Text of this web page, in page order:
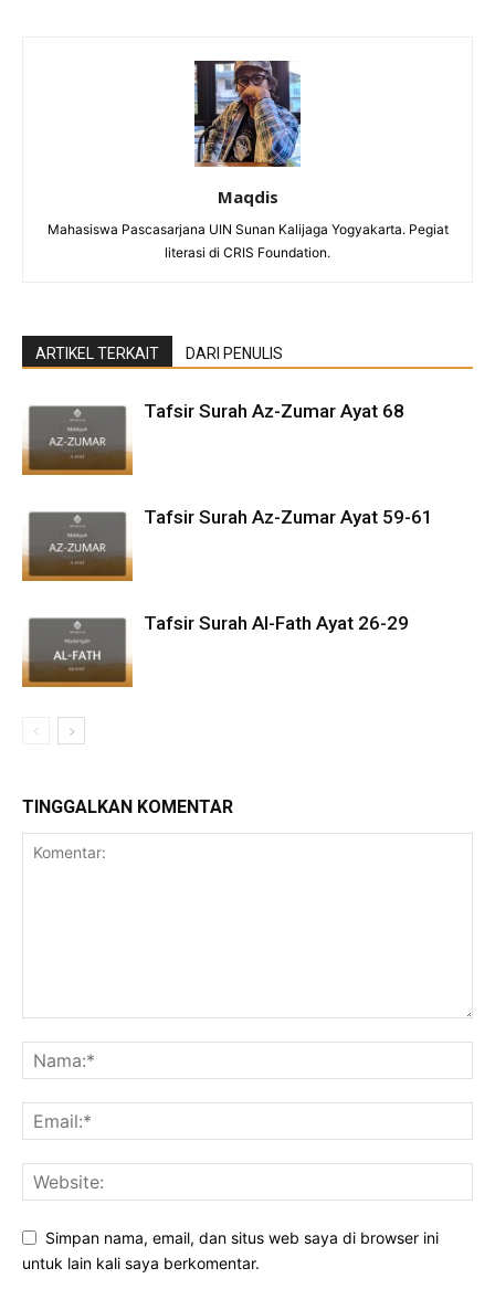
Maqdis
Mahasiswa Pascasarjana UIN Sunan Kalijaga Yogyakarta. Pegiat
literasi di CRIS Foundation.
ARTIKEL TERKAIT DARI PENULIS
Tafsir Surah Az-Zumar Ayat 68
Tafsir Surah Az-Zumar Ayat 59-61
Tafsir Surah Al-Fath Ayat 26-29
TINGGALKAN KOMENTAR
Simpan nama, email, dan situs web saya di browser ini
untuk lain kali saya berkomentar.